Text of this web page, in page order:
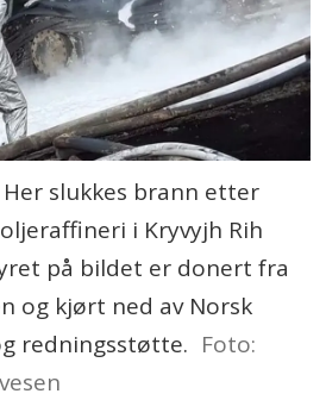
Her slukkes brann etter
i Kryvyjh Rih
på bildet er donert fra
og kjørt ned av Norsk
redningsstøtte. Foto: